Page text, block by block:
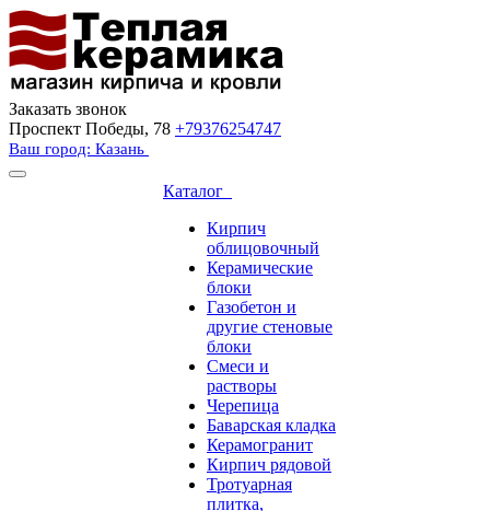
Заказать звонок
Проспект Победы, 78 +79376254747
Ваш город: Казань
Каталог
Кирпич
облицовочный
Керамические
блоки
Газобетон и
другие стеновые
блоки
Смеси и
растворы
Черепица
Баварская кладка
Керамогранит
Кирпич рядовой
Тротуарная
плитка,